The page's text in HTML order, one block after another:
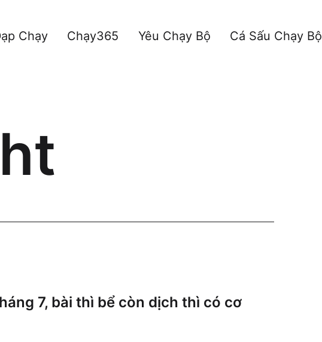
Chạy Chạy365 Yêu Chạy Bộ Cá Sấu Chạy Bộ
7, bài thì bể còn dịch thì có cơ